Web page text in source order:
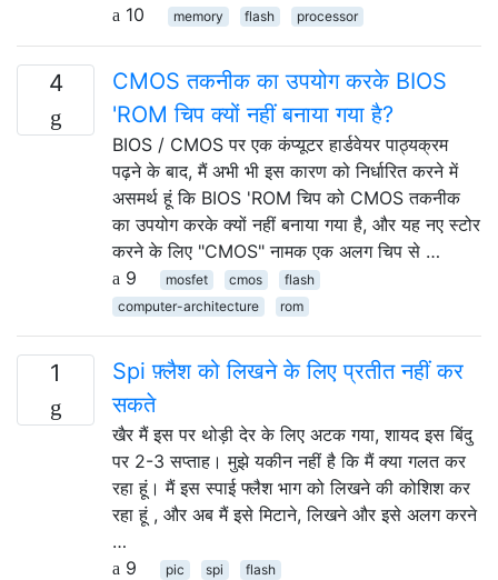
10
memory flash processor
4
CMOS तकनीक का उपयोग करके BIOS
'ROM चिप क्यों नहीं बनाया गया है?
BIOS / CMOS पर एक कंप्यूटर हार्डवेयर पाठ्यक्रम
पढ़ने के बाद, मैं अभी भी इस कारण को निर्धारित करने में
असमर्थ हूं कि BIOS 'ROM चिप को CMOS तकनीक
का उपयोग करके क्यों नहीं बनाया गया है, और यह नए स्टोर
करने के लिए "CMOS" नामक एक अलग चिप से …
9
mosfet cmos
flash
computer-architecture
rom
1
Spi फ़्लैश को लिखने के लिए प्रतीत नहीं कर
सकते
खैर मैं इस पर थोड़ी देर के लिए अटक गया, शायद इस बिंदु
पर 2-3 सप्ताह। मुझे यकीन नहीं है कि मैं क्या गलत कर
रहा हूं। मैं इस स्पाई फ्लैश भाग को लिखने की कोशिश कर
रहा हूं , और अब मैं इसे मिटाने, लिखने और इसे अलग करने
…
9
pic spi flash